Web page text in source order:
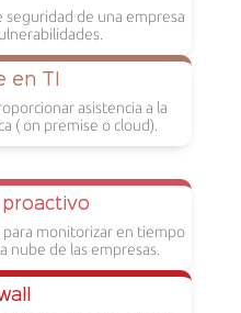
seguridad de una empresa
en TI
asistencia a la
( on premise o cloud).
monitorizar en tiempo
nube de las empresas.